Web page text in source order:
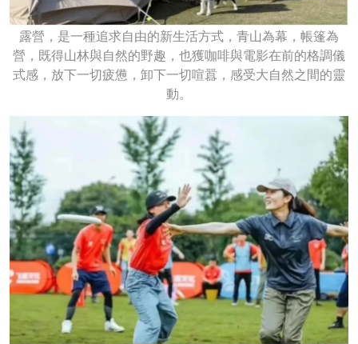
露營，是一種追求自由的新生活方式，青山為幕，帳篷為
營，既得山林與自然的野趣，也獲咖啡與電影在前的格調儀
式感，放下一切疲憊，卸下一切喧囂，感受大自然之間的靈
動。